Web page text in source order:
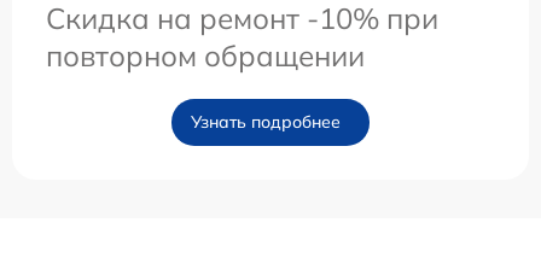
Скидка на ремонт -10% при
повторном обращении
Узнать подробнее